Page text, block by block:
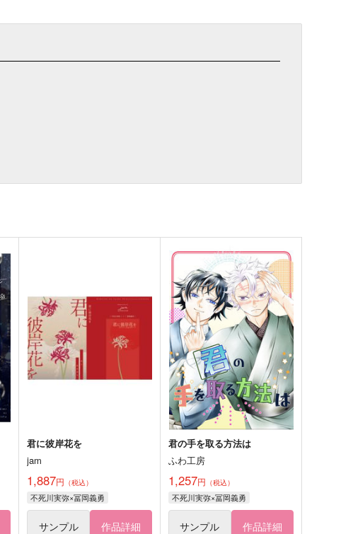
君に彼岸花を
jam
1,887円 （税込）
不死川実弥×冨岡義勇
サンプル 作品詳細
君の手を取る方法は
ふわ工房
1,257円 （税込）
不死川実弥×冨岡義勇
サンプル 作品詳細